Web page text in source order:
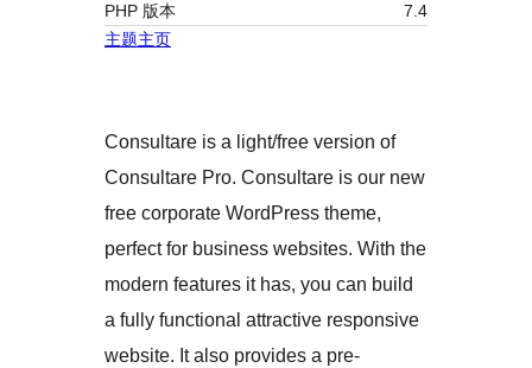
PHP 版本
7.4
主题主页
Consultare is a light/free version of
Consultare Pro. Consultare is our new
free corporate WordPress theme,
perfect for business websites. With the
modern features it has, you can build
a fully functional attractive responsive
website. It also provides a pre-